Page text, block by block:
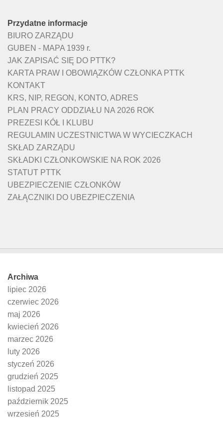
Przydatne informacje
BIURO ZARZĄDU
GUBEN - MAPA 1939 r.
JAK ZAPISAĆ SIĘ DO PTTK?
KARTA PRAW I OBOWIĄZKÓW CZŁONKA PTTK
KONTAKT
KRS, NIP, REGON, KONTO, ADRES
PLAN PRACY ODDZIAŁU NA 2026 ROK
PREZESI KÓŁ I KLUBU
REGULAMIN UCZESTNICTWA W WYCIECZKACH
SKŁAD ZARZĄDU
SKŁADKI CZŁONKOWSKIE NA ROK 2026
STATUT PTTK
UBEZPIECZENIE CZŁONKÓW
ZAŁĄCZNIKI DO UBEZPIECZENIA
Archiwa
lipiec 2026
czerwiec 2026
maj 2026
kwiecień 2026
marzec 2026
luty 2026
styczeń 2026
grudzień 2025
listopad 2025
październik 2025
wrzesień 2025